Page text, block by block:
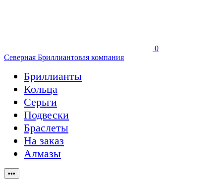
0
Северная Бриллиантовая компания
Бриллианты
Кольца
Серьги
Подвески
Браслеты
На заказ
Алмазы
•••